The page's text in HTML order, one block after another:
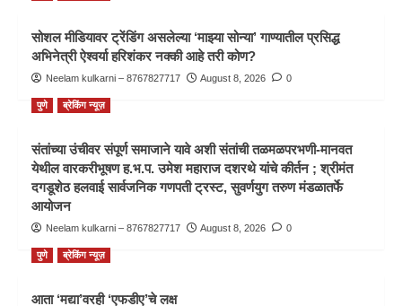
सोशल मीडियावर ट्रेंडिंग असलेल्या ‘माझ्या सोन्या’ गाण्यातील प्रसिद्ध
अभिनेत्री ऐश्वर्या हरिशंकर नक्की आहे तरी कोण?
Neelam kulkarni – 8767827717 August 8, 2026 0
पुणे ब्रेकिंग न्यूज़
संतांच्या उंचीवर संपूर्ण समाजाने यावे अशी संतांची तळमळपरभणी-मानवत
येथील वारकरीभूषण ह.भ.प. उमेश महाराज दशरथे यांचे कीर्तन ; श्रीमंत
दगडूशेठ हलवाई सार्वजनिक गणपती ट्रस्ट, सुवर्णयुग तरुण मंडळातर्फे
आयोजन
Neelam kulkarni – 8767827717 August 8, 2026 0
पुणे ब्रेकिंग न्यूज़
आता ‘मद्या’वरही ‘एफडीए’चे लक्ष